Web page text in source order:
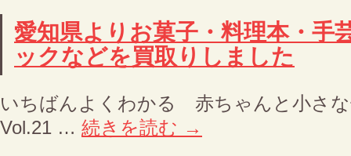
愛知県よりお菓子・料理本・手
ックなどを買取りしました
いちばんよくわかる 赤ちゃんと小さな
Vol.21 … 続きを読む →